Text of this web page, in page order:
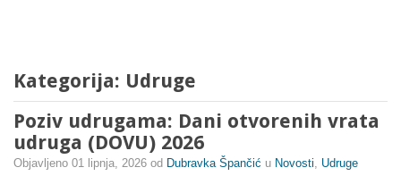
Kategorija: Udruge
Poziv udrugama: Dani otvorenih vrata
udruga (DOVU) 2026
Objavljeno 01 lipnja, 2026 od Dubravka Špančić u Novosti, Udruge